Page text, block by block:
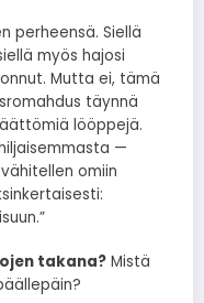
perheensä. Siellä
myös hajosi
Mutta ei, tämä
täynnä
lööppejä.
—
omiin
takana? Mistä